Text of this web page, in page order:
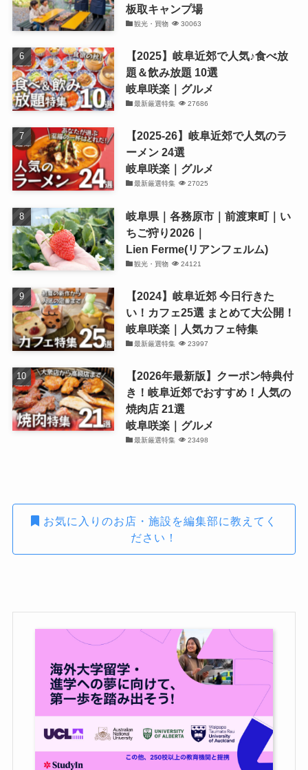
板取キャンプ場
観光・買物 30063
【2025】岐阜近郊で人気♪食べ放
題＆飲み放題 10選
岐阜咲楽｜グルメ
最新厳選特集 27686
【2025-26】岐阜近郊で人気のラ
ーメン 24選
岐阜咲楽｜グルメ
最新厳選特集 27025
岐阜県｜各務原市｜前渡東町｜い
ちご狩り2026｜
Lien Ferme(リアンフェルム)
観光・買物 24121
【2024】岐阜近郊 今日行きた
い！カフェ25選 まとめて大公開！
岐阜咲楽｜人気カフェ特集
最新厳選特集 23997
【2026年最新版】クーポン特典付
き！岐阜近郊でおすすめ！人気の
焼肉店 21選
岐阜咲楽｜グルメ
最新厳選特集 23498
お気に入りのお店・施設を編集部に教えてく
ださい！